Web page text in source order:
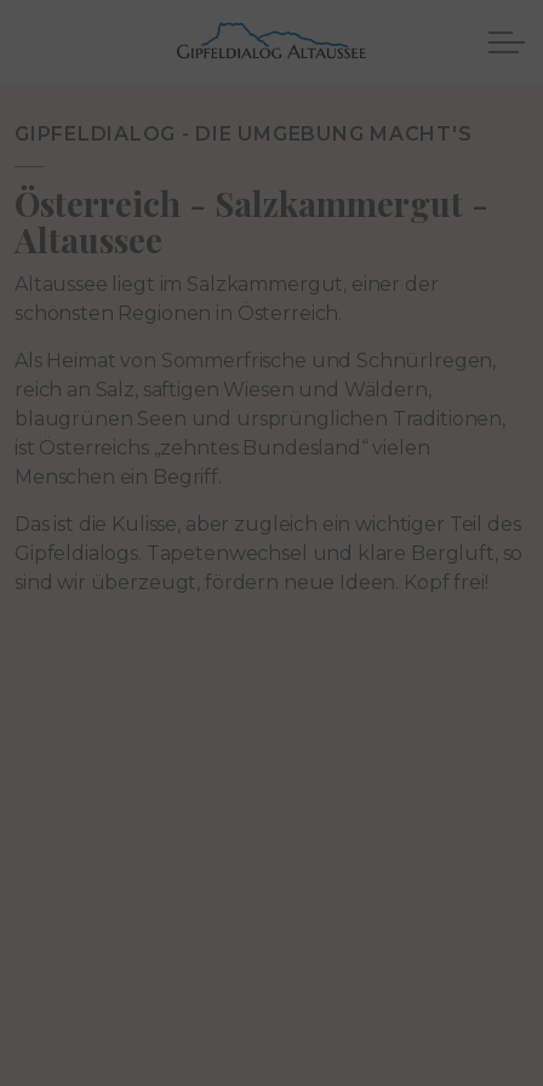
GIPFELDIALOG - DIE UMGEBUNG MACHT'S
Österreich - Salzkammergut -
Altaussee
Altaussee liegt im Salzkammergut, einer der
schönsten Regionen in Österreich.
Als Heimat von Sommerfrische und Schnürlregen,
reich an Salz, saftigen Wiesen und Wäldern,
blaugrünen Seen und ursprünglichen Traditionen,
ist Österreichs „zehntes Bundesland“ vielen
Menschen ein Begriff.
Das ist die Kulisse, aber zugleich ein wichtiger Teil des
Gipfeldialogs. Tapetenwechsel und klare Bergluft, so
sind wir überzeugt, fördern neue Ideen. Kopf frei!